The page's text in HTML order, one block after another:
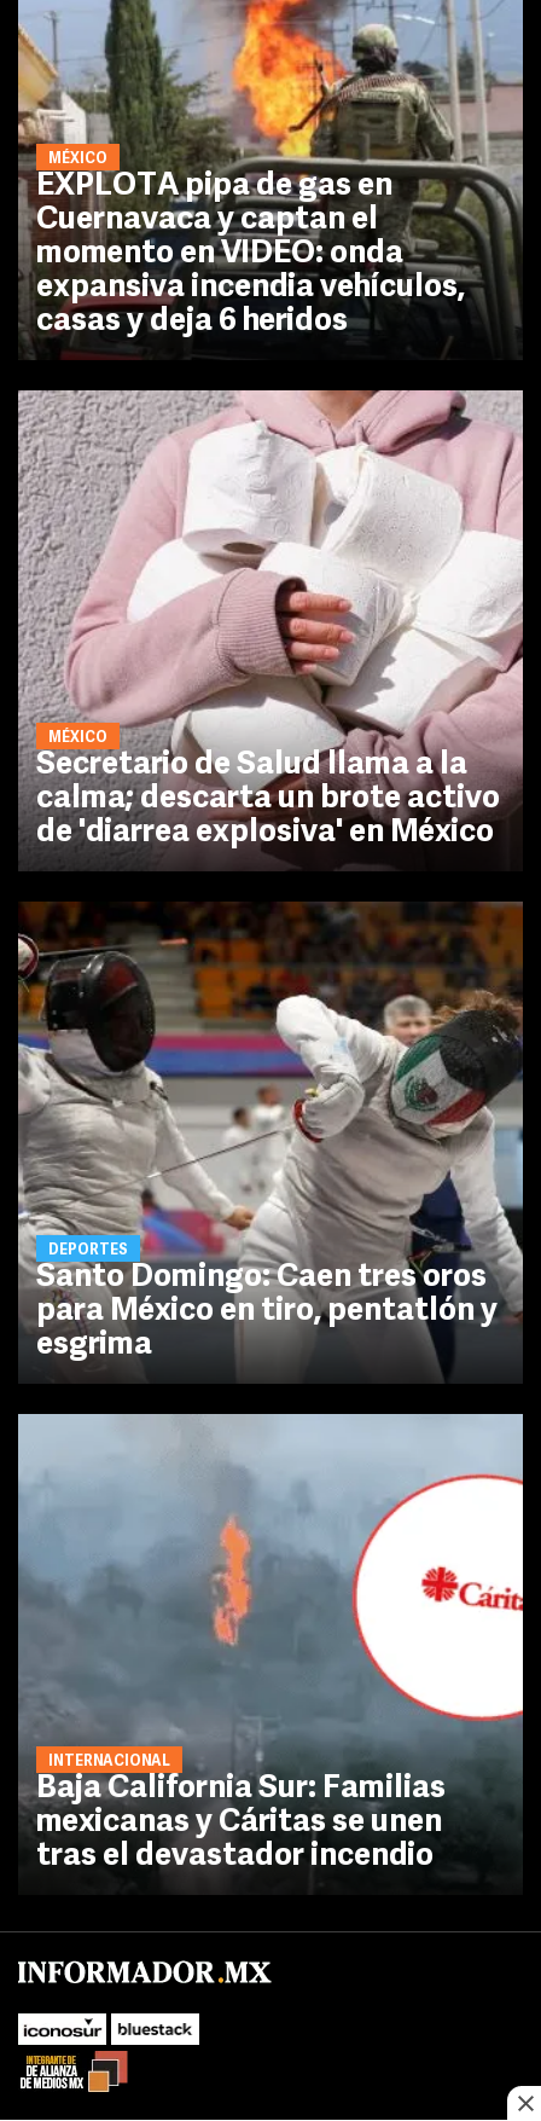
MÉXICO
EXPLOTA pipa de gas en
Cuernavaca y captan el
momento en VIDEO: onda
expansiva incendia vehículos,
casas y deja 6 heridos
MÉXICO
Secretario de Salud llama a la
calma; descarta un brote activo
de 'diarrea explosiva' en México
DEPORTES
Santo Domingo: Caen tres oros
para México en tiro, pentatlón y
esgrima
INTERNACIONAL
Baja California Sur: Familias
mexicanas y Cáritas se unen
tras el devastador incendio